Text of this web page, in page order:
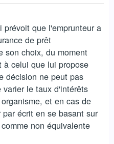
prévoit que l'emprunteur a
de prêt
son choix, du moment
celui que lui propose
décision ne peut pas
le taux d'intérêts
et en cas de
écrit en se basant sur
non équivalente